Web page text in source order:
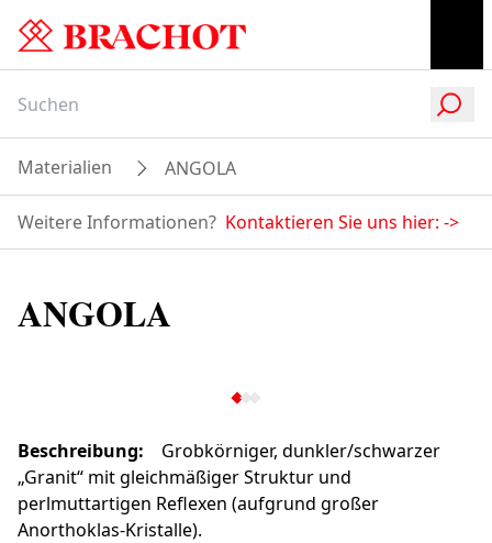
Materialien ANGOLA
Weitere Informationen? Kontaktieren Sie uns hier: ->
ANGOLA
Beschreibung:
Grobkörniger, dunkler/schwarzer
„Granit“ mit gleichmäßiger Struktur und
perlmuttartigen Reflexen (aufgrund großer
Anorthoklas-Kristalle).